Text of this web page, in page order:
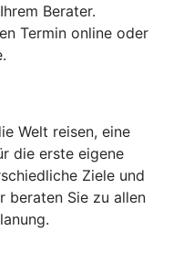
Berater.
Termin online oder
Welt reisen, eine
die erste eigene
Ziele und
beraten Sie zu allen